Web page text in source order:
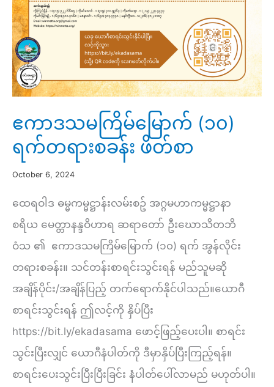
ဧကာဒသမကြိမ်မြောက် (၁၀)
ရက်တရားစခန်း ဖိတ်စာ
October 6, 2024
ထေရဝါဒ ဓမ္မကမ္မဋ္ဌာန်းလမ်းစဥ် အဂ္ဂမဟာကမ္မဋ္ဌာနာ
စရိယ မေတ္တာနန္ဒဝိဟာရ ဆရာတော် ဦးဃောသိတဘိ
ဝံသ ၏ ဧကာဒသမကြိမ်မြောက် (၁၀) ရက် အွန်လိုင်း
တရားစခန်း။ သင်တန်းစာရင်းသွင်းရန် မည်သူမဆို
အချိန်ပိုင်း/အချိန်ပြည့် တက်ရောက်နိုင်ပါသည်။ယောဂီ
စာရင်းသွင်းရန် ဤလင့်ကို နှိပ်ပြီး
https://bit.ly/ekadasama ဖောင့်ဖြည့်ပေးပါ။ စာရင်း
သွင်းပြီးလျှင် ယောဂီနံပါတ်ကို ဒီမှာနှိပ်ပြီးကြည့်ရန်။
စာရင်းပေးသွင်းပြီးပြီးခြင်း နံပါတ်ပေါ်လာမည် မဟုတ်ပါ။